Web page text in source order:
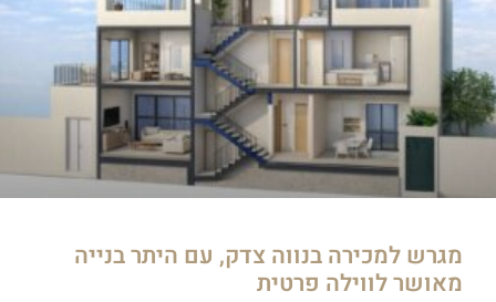
מגרש למכירה בנווה צדק, עם היתר בנייה
מאושר לווילה פרטית